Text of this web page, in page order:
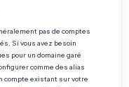
pas de comptes
Si vous avez besoin
pour un domaine garé
comme des alias
compte existant sur votre